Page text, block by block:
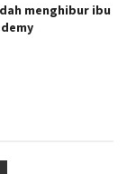
menghibur ibu